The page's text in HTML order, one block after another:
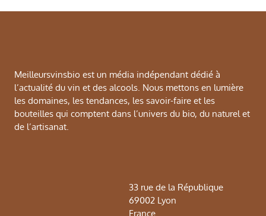
Meilleursvinsbio est un média indépendant dédié à
l’actualité du vin et des alcools. Nous mettons en lumière
les domaines, les tendances, les savoir-faire et les
bouteilles qui comptent dans l’univers du bio, du naturel et
de l’artisanat.
33 rue de la République
69002 Lyon
France